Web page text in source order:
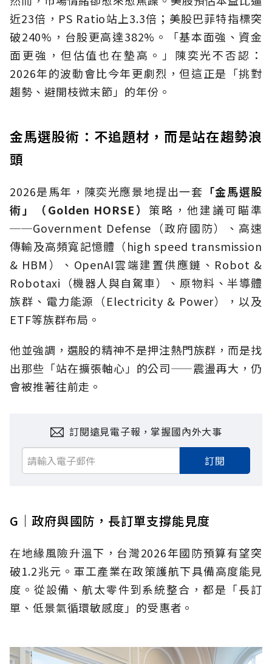
近23倍，PS Ratio站上3.3倍；美股巴菲特指標突
破240%，台股更高達382%。「基本面強、資金
面更強，但估值也在墊高。」陳奕光不否認：
2026年的波動會比今年更劇烈，但這正是「挑對
趨勢、避開枝微末節」的年份。
金馬選股術：不追題材，而是站在趨勢浪
頭
2026是馬年，陳奕光應景地提出一套 「金馬選股
術」（Golden HORSE） 策略，他建議可瞄準
──Government Defense（政府國防）、高速
傳輸及高頻寬記憶體 （high speed transmission
& HBM ）、 OpenAI雲端建置供應鏈、 Robot &
Robotaxi（機器人與自駕車）、原物料、半導體
族群、電力能源（Electricity & Power）
，以及
ETF等族群布局。
他並強調，選股的精神不是押注熱門族群，而是找
出那些「站在擴張軸心」的公司——震盪再大，仍
會被推著往前走。
訂閱遠見電子報，掌握國內外大事
訂閱
G｜政府與國防，長訂單支撐能見度
在地緣風險升溫下，台灣2026年國防預算有望突
破1.2兆元。軍工產業在政策護航下具備高度能見
度。從設備、航太零件到系統整合，都是「長訂
單、低景氣循環敏感度」的受惠者。